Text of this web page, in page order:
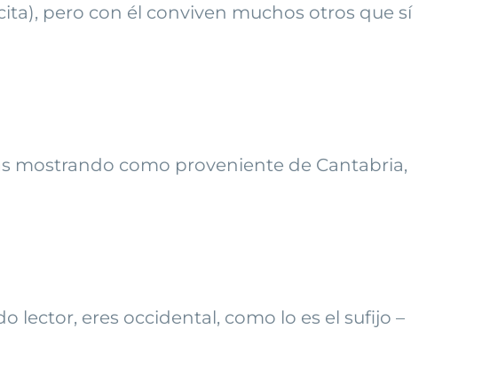
pero con él conviven muchos otros que sí
mostrando como proveniente de Cantabria,
lector, eres occidental, como lo es el sufijo –